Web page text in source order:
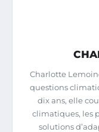
Charlotte
questions
dix ans, elle
climatiques, les
solutions